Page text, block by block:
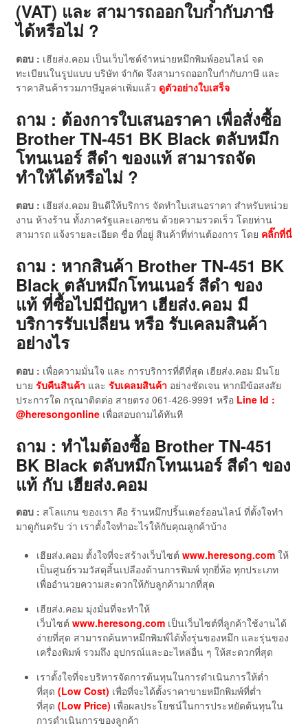
(VAT) และ สามารถออกใบกำกับภาษี
ได้หรือไม่ ?
ตอบ : เฮียส่ง.คอม เป็นเว็บไซต์จำหน่ายหมึกพิมพ์ออนไลน์ จด
ทะเบียนในรูปแบบ บริษัท จำกัด จึงสามารถออกใบกำกับภาษี และ
ราคาสินค้ารวมภาษีมูลค่าเพิ่มแล้ว ดูตัวอย่างใบเสร็จ
ถาม : ต้องการใบเสนอราคา เพื่อสั่งซื้อ
Brother TN-451 BK Black ตลับหมึก
โทนเนอร์ สีดำ ของแท้ สามารถจัด
ทำให้ได้หรือไม่ ?
ตอบ : เฮียส่ง.คอม ยินดีให้บริการ จัดทำใบเสนอราคา สำหรับหน่วย
งาน ห้างร้าน ทั้งภาครัฐและเอกชน ด้วยความรวดเร็ว โดยท่าน
สามารถ แจ้งรายละเอียด ชื่อ ที่อยู่ สินค้าที่ท่านต้องการ โดย คลิ๊กที่นี่
ถาม : หากสินค้า Brother TN-451 BK
Black ตลับหมึกโทนเนอร์ สีดำ ของ
แท้ ที่ซื้อไปมีปัญหา เฮียส่ง.คอม มี
บริการรับเปลี่ยน หรือ รับเคลมสินค้า
อย่างไร
ตอบ : เพื่อความมั่นใจ และ การบริการที่ดีที่สุด เฮียส่ง.คอม มีนโย
บาย รับคืนสินค้า และ รับเคลมสินค้า อย่างชัดเจน หากมีข้อสงสัย
ประการใด กรุณาติดต่อ สายตรง 061-426-9991 หรือ Line Id :
@heresongonlineเพื่อสอบถามได้ทันที
ถาม : ทำไมต้องซื้อ Brother TN-451
BK Black ตลับหมึกโทนเนอร์ สีดำ ของ
แท้ กับ เฮียส่ง.คอม
ตอบ : สโลแกน ของเรา คือ ร้านหมึกปริ้นเตอร์ออนไลน์ ที่ตั้งใจทำ
มาดูกันครับ ว่า เราตั้งใจทำอะไรให้กับคุณลูกค้าบ้าง
เฮียส่ง.คอม ตั้งใจที่จะสร้างเว็บไซต์ www.heresong.comให้
เป็นศูนย์รวมวัสดุสิ้นเปลืองด้านการพิมพ์ ทุกยี่ห้อ ทุกประเภท
เพื่ออำนวยความสะดวกให้กับลูกค้ามากที่สุด
เฮียส่ง.คอม มุ่งมั่นที่จะทำให้
เว็บไซต์ www.heresong.comเป็นเว็บไซต์ที่ลูกค้าใช้งานได้
ง่ายที่สุด สามารถค้นหาหมึกพิมพ์ได้ทั้งรุ่นของหมึก และรุ่นของ
เครื่องพิมพ์ รวมถึง อุปกรณ์และอะไหล่อื่น ๆ ให้สะดวกที่สุด
เราตั้งใจที่จะบริหารจัดการต้นทุนในการดำเนินการให้ต่ำ
ที่สุด (Low Cost) เพื่อที่จะได้ตั้งราคาขายหมึกพิมพ์ที่ต่ำ
ที่สุด (Low Price) เพื่อผลประโยชน์ในการประหยัดต้นทุนใน
การดำเนินการของลูกค้า